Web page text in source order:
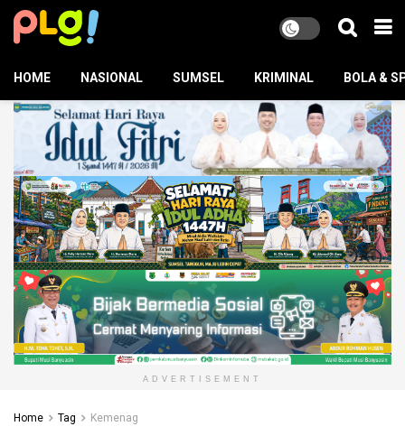
HOME NASIONAL SUMSEL KRIMINAL BOLA &
ADVERTISEMENT
Home Tag Kemenag